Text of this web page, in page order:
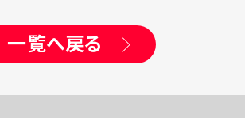
一覧へ戻る